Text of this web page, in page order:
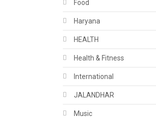
Food
Haryana
HEALTH
Health & Fitness
International
JALANDHAR
Music